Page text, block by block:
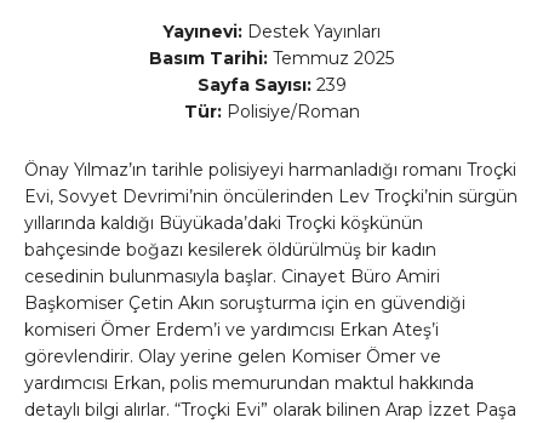
Yayınevi: Destek Yayınları
Basım Tarihi: Temmuz 2025
Sayfa Sayısı: 239
Tür:Polisiye/Roman
Önay Yılmaz’ın tarihle polisiyeyi harmanladığı romanı Troçki
Evi, Sovyet Devrimi’nin öncülerinden Lev Troçki’nin sürgün
yıllarında kaldığı Büyükada’daki Troçki köşkünün
bahçesinde boğazı kesilerek öldürülmüş bir kadın
cesedinin bulunmasıyla başlar. Cinayet Büro Amiri
Başkomiser Çetin Akın soruşturma için en güvendiği
komiseri Ömer Erdem’i ve yardımcısı Erkan Ateş’i
görevlendirir. Olay yerine gelen Komiser Ömer ve
yardımcısı Erkan, polis memurundan maktul hakkında
detaylı bilgi alırlar. “Troçki Evi” olarak bilinen Arap İzzet Paşa